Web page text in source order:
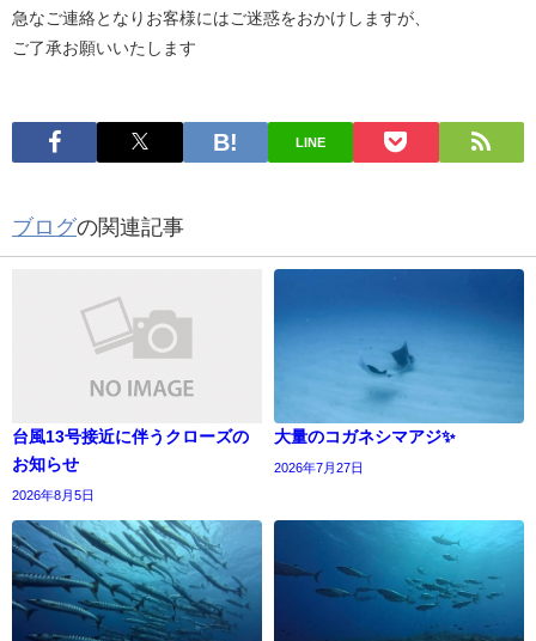
急なご連絡となりお客様にはご迷惑をおかけしますが、
ご了承お願いいたします
LINE
ブログの関連記事
台風13号接近に伴うクローズの
お知らせ
2026年8月5日
大量のコガネシマアジ✨
2026年7月27日